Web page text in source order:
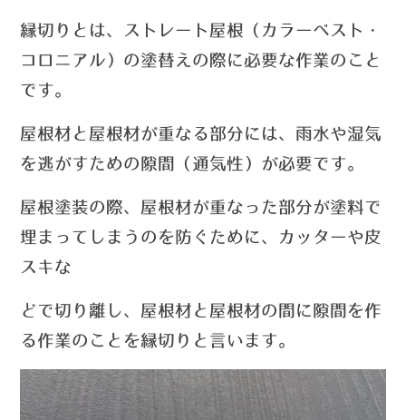
縁切りとは、ストレート屋根（カラーベスト・
コロニアル）の塗替えの際に必要な作業のこと
です。
屋根材と屋根材が重なる部分には、雨水や湿気
を逃がすための隙間（通気性）が必要です。
屋根塗装の際、屋根材が重なった部分が塗料で
埋まってしまうのを防ぐために、 カッターや皮
スキな
どで切り 離し、屋根材と屋根材の間に隙間を作
る作業のことを縁切りと言います。